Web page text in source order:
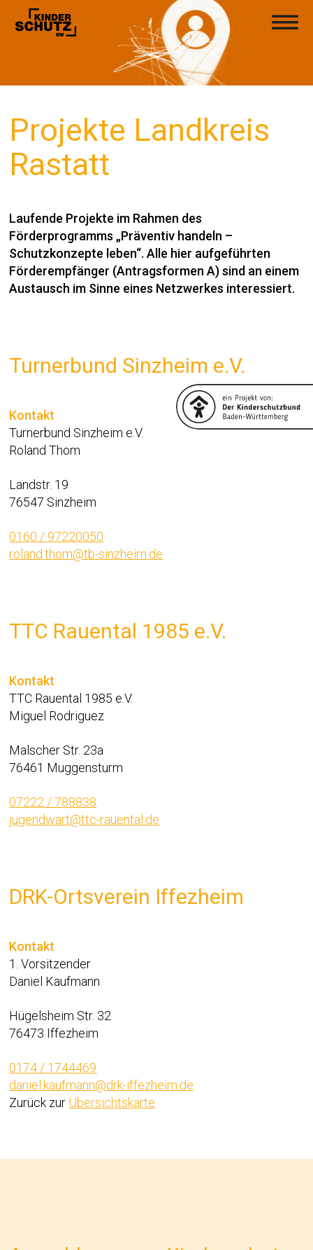
Projekte Landkreis
Rastatt
Laufende Projekte im Rahmen des
Förderprogramms „Präventiv handeln –
Schutzkonzepte leben“. Alle hier aufgeführten
Förderempfänger (Antragsformen A) sind an einem
Austausch im Sinne eines Netzwerkes interessiert.
Turnerbund Sinzheim e.V.
Kontakt
Turnerbund Sinzheim e.V.
Roland Thom
Landstr. 19
76547 Sinzheim
0160 / 97220050
roland.thom@tb-sinzheim.de
TTC Rauental 1985 e.V.
Kontakt
TTC Rauental 1985 e.V.
Miguel Rodriguez
Malscher Str. 23a
76461 Muggensturm
07222 / 788838
jugendwart@ttc-rauental.de
DRK-Ortsverein Iffezheim
Kontakt
1. Vorsitzender
Daniel Kaufmann
Hügelsheim Str. 32
76473 Iffezheim
0174 / 1744469
daniel.kaufmann@drk-iffezheim.de
Zurück zur Übersichtskarte